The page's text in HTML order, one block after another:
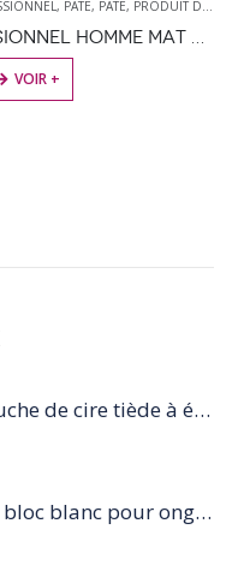
,PRODUITS DE COIFFAGE,
FORME, L'OREAL PROFESSIONNEL
Cartouche de cire tiède à épiler 100ml vert
Ponce bloc blanc pour ongles